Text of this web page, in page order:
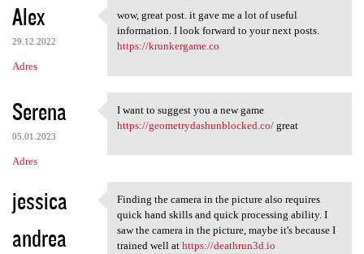
Alex
29.12.2022
Adres
wow, great post. it gave me a
wow, great post. it gave me a lot of useful
information. I look forward to your next posts.
https://krunkergame.co
Serena
05.01.2023
Adres
I want to suggest you a new
I want to suggest you a new game
https://geometrydashunblocked.co/great
jessica
andrea
Finding the camera in the
Finding the camera in the picture also requires
quick hand skills and quick processing ability. I
saw the camera in the picture, maybe it's because I
trained well at https://deathrun3d.io